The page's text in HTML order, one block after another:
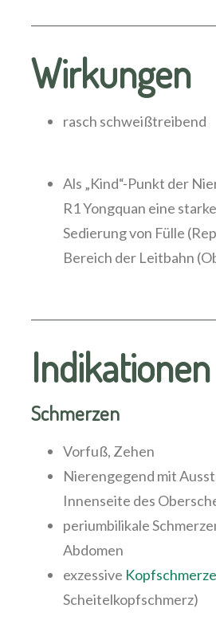
Wirkungen
rasch schweißtreibend
Als „Kind“-Punkt der
R1 Yongquan eine
Sedierung von Fülle
Bereich der Leitbahn
Indikationen
Schmerzen
Vorfuß, Zehen
Nierengegend mit
Innenseite des
periumbilikale
Abdomen
exzessive
Scheitelkopfschmerz)